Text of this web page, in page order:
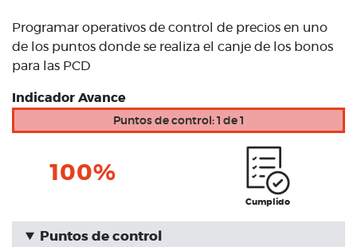
Programar operativos de control de precios en uno
de los puntos donde se realiza el canje de los bonos
para las PCD
Indicador Avance
Puntos de control: 1 de 1
100%
Cumplido
Puntos de control